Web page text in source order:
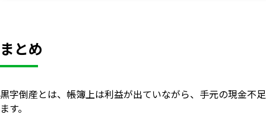
まとめ
黒字倒産とは、帳簿上は利益が出ていながら、手元の現金不
ます。